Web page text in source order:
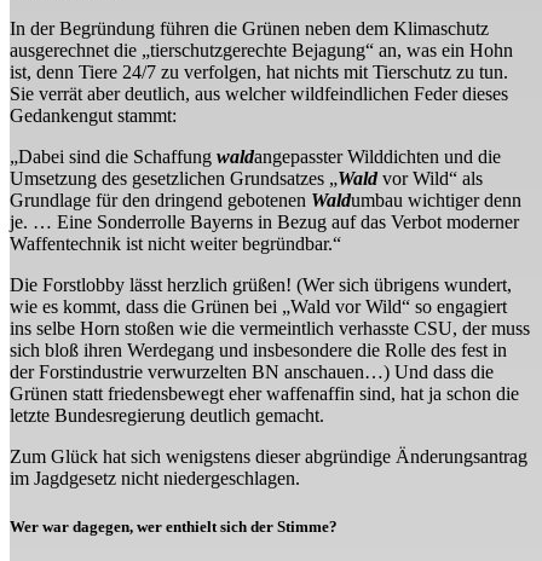
In der Begründung führen die Grünen neben dem Klimaschutz
ausgerechnet die „tierschutzgerechte Bejagung“ an, was ein Hohn
ist, denn Tiere 24/7 zu verfolgen, hat nichts mit Tierschutz zu tun.
Sie verrät aber deutlich, aus welcher wildfeindlichen Feder dieses
Gedankengut stammt:
„Dabei sind die Schaffung waldangepasster Wilddichten und die
Umsetzung des gesetzlichen Grundsatzes „Wald vor Wild“ als
Grundlage für den dringend gebotenen Waldumbau wichtiger denn
je. … Eine Sonderrolle Bayerns in Bezug auf das Verbot moderner
Waffentechnik ist nicht weiter begründbar.“
Die Forstlobby lässt herzlich grüßen! (Wer sich übrigens wundert,
wie es kommt, dass die Grünen bei „Wald vor Wild“ so engagiert
ins selbe Horn stoßen wie die vermeintlich verhasste CSU, der muss
sich bloß ihren Werdegang und insbesondere die Rolle des fest in
der Forstindustrie verwurzelten BN anschauen…) Und dass die
Grünen statt friedensbewegt eher waffenaffin sind, hat ja schon die
letzte Bundesregierung deutlich gemacht.
Zum Glück hat sich wenigstens dieser abgründige Änderungsantrag
im Jagdgesetz nicht niedergeschlagen.
Wer war dagegen, wer enthielt sich der Stimme?